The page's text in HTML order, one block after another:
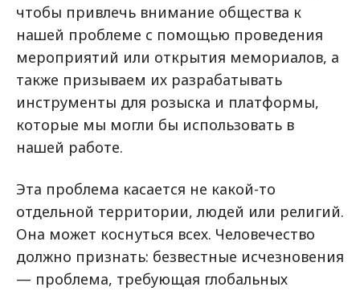
чтобы привлечь внимание общества к
нашей проблеме с помощью проведения
мероприятий или открытия мемориалов, а
также призываем их разрабатывать
инструменты для розыска и платформы,
которые мы могли бы использовать в
нашей работе.
Эта проблема касается не какой-то
отдельной территории, людей или религий.
Она может коснуться всех. Человечество
должно признать: безвестные исчезновения
— проблема, требующая глобальных